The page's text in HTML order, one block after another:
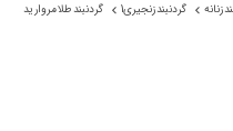
زنانه گردنبند زنجیری1 گردنبند طلا مروارید